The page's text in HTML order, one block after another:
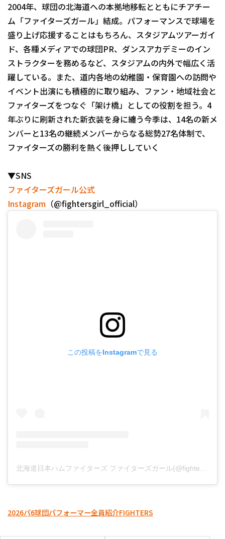
2004年、球団の北海道への本拠地移転とともにチアチー
ム「ファイターズガール」結成。パフォーマンスで球場を
盛り上げ応援することはもちろん、スタジアムツアーガイ
ド、各種メディアでの球団PR、ダンスアカデミーのイン
ストラクターを務めるなど、スタジアムの内外で幅広く活
躍している。また、道内各地の幼稚園・保育園への訪問や
イベント出演にも積極的に取り組み、ファン・地域社会と
ファイターズをつなぐ「架け橋」としての役割を担う。4
年ぶりに刷新された新衣装を身に纏う今季は、14名の新メ
ンバーと13名の継続メンバーからなる総勢27名体制で、
ファイターズの勝利を熱く後押ししていく
▼SNS
ファイターズガール公式
Instagram （@fightersgirl_official）
この投稿をInstagramで見る
2026パ6球団パフォーマー全員紹介FIGHTERS